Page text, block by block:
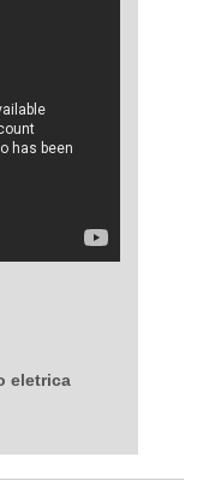
eletrica